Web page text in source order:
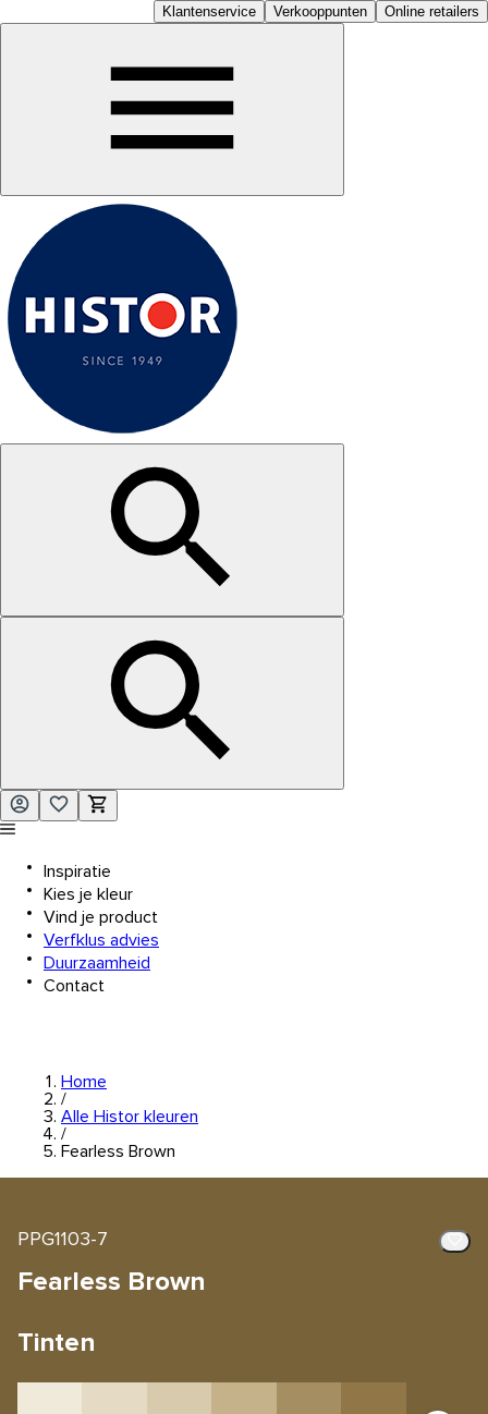
Klantenservice Verkooppunten Online retailers
Inspiratie
Kies je kleur
Vind je product
Verfklus advies
Duurzaamheid
Contact
Home
/
Alle Histor kleuren
/
Fearless Brown
PPG1103-7
Fearless Brown
Tinten